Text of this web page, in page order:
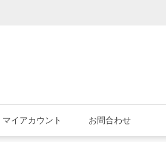
マイアカウント お問合わせ